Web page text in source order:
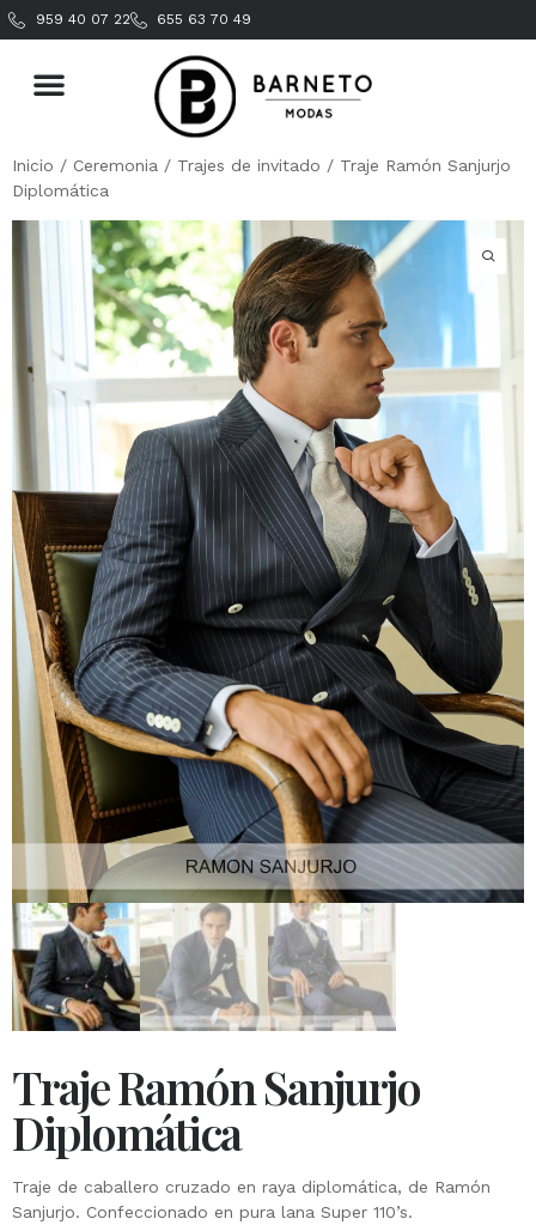
959 40 07 22 655 63 70 49
Inicio / Ceremonia / Trajes de invitado / Traje Ramón Sanjurjo
Diplomática
Traje Ramón Sanjurjo
Diplomática
Traje de caballero cruzado en raya diplomática, de Ramón
Sanjurjo. Confeccionado en pura lana Super 110’s.